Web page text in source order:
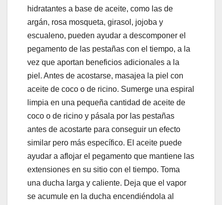
hidratantes a base de aceite, como las de
argán, rosa mosqueta, girasol, jojoba y
escualeno, pueden ayudar a descomponer el
pegamento de las pestañas con el tiempo, a la
vez que aportan beneficios adicionales a la
piel. Antes de acostarse, masajea la piel con
aceite de coco o de ricino. Sumerge una espiral
limpia en una pequeña cantidad de aceite de
coco o de ricino y pásala por las pestañas
antes de acostarte para conseguir un efecto
similar pero más específico. El aceite puede
ayudar a aflojar el pegamento que mantiene las
extensiones en su sitio con el tiempo. Toma
una ducha larga y caliente. Deja que el vapor
se acumule en la ducha encendiéndola al